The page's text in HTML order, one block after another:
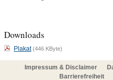
Downloads
Plakat (446 KByte)
Impressum & Disclaimer
Barrierefreiheit